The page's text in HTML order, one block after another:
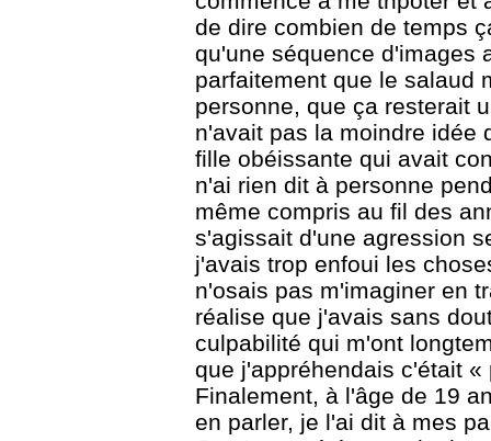
de dire combien de temps
qu'une séquence d'images
parfaitement que le salaud
personne, que ça resterait
n'avait pas la moindre idée
fille obéissante qui avait
n'ai rien dit à personne
même compris au fil des
s'agissait d'une agression
j'avais trop enfoui les
n'osais pas m'imaginer en
réalise que j'avais sans
culpabilité qui m'ont
que j'appréhendais c'était
Finalement, à l'âge de 19
en parler, je l'ai dit à mes